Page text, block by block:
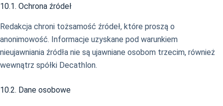
10.1. Ochrona źródeł
Redakcja chroni tożsamość źródeł, które proszą o
anonimowość. Informacje uzyskane pod warunkiem
nieujawniania źródła nie są ujawniane osobom trzecim, również
wewnątrz spółki Decathlon.
10.2. Dane osobowe